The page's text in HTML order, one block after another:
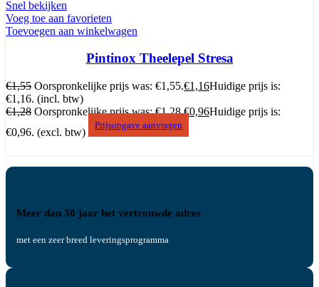
Snel bekijken
Voeg toe aan favorieten
Toevoegen aan winkelwagen
Pintinox Theelepel Stresa
€1,55 Oorspronkelijke prijs was: €1,55.€1,16Huidige prijs is:
€1,16. (incl. btw)
€1,28 Oorspronkelijke prijs was: €1,28.€0,96Huidige prijs is:
€0,96. (excl. btw)
Prijsopgave aanvragen
Meer dan 30 jaar het vertrouwde adres
met een zeer breed leveringsprogramma